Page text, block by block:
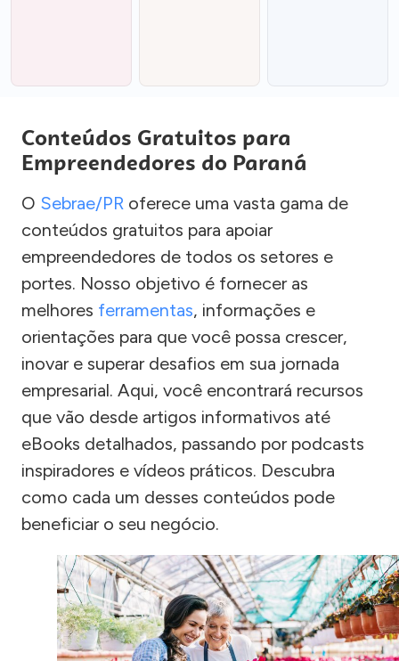
Conteúdos Gratuitos para
Empreendedores do Paraná
O Sebrae/PR oferece uma vasta gama de
conteúdos gratuitos para apoiar
empreendedores de todos os setores e
portes. Nosso objetivo é fornecer as
melhores ferramentas, informações e
orientações para que você possa crescer,
inovar e superar desafios em sua jornada
empresarial. Aqui, você encontrará recursos
que vão desde artigos informativos até
eBooks detalhados, passando por podcasts
inspiradores e vídeos práticos. Descubra
como cada um desses conteúdos pode
beneficiar o seu negócio.